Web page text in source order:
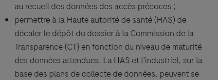
au recueil des données des accès précoces ;
permettre à la Haute autorité de santé (HAS) de
décaler le dépôt du dossier à la Commission de la
Transparence (CT) en fonction du niveau de maturité
des données attendues. La HAS et l’industriel, sur la
base des plans de collecte de données, peuvent se